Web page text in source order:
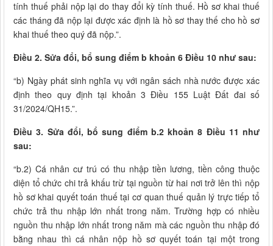
tính thuế phải nộp lại do thay đổi kỳ tính thuế. Hồ sơ khai thuế
các tháng đã nộp lại được xác định là hồ sơ thay thế cho hồ sơ
khai thuế theo quý đã nộp.”.
Điều 2. Sửa đổi, bổ sung điểm b khoản 6 Điều 10 như sau:
“b) Ngày phát sinh nghĩa vụ với ngân sách nhà nước được xác
định theo quy định tại khoản 3 Điều 155 Luật Đất đai số
31/2024/QH15.”.
Điều 3. Sửa đổi, bổ sung điểm b.2 khoản 8 Điều 11 như
sau:
“b.2) Cá nhân cư trú có thu nhập tiền lương, tiền công thuộc
diện tổ chức chi trả khấu trừ tại nguồn từ hai nơi trở lên thì nộp
hồ sơ khai quyết toán thuế tại cơ quan thuế quản lý trực tiếp tổ
chức trả thu nhập lớn nhất trong năm. Trường hợp có nhiều
nguồn thu nhập lớn nhất trong năm mà các nguồn thu nhập đó
bằng nhau thì cá nhân nộp hồ sơ quyết toán tại một trong